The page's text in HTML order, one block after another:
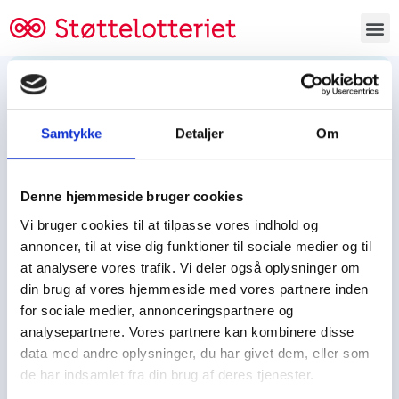
Samtykke Detaljer Om
Denne hjemmeside bruger cookies
Vi bruger cookies til at tilpasse vores indhold og
annoncer, til at vise dig funktioner til sociale medier og til
at analysere vores trafik. Vi deler også oplysninger om
din brug af vores hjemmeside med vores partnere inden
for sociale medier, annonceringspartnere og
analysepartnere. Vores partnere kan kombinere disse
data med andre oplysninger, du har givet dem, eller som
de har indsamlet fra din brug af deres tjenester.
Tjen penge og støt
Tjen penge til:
Spejdere/spejdergruppen/FDF’ere, m.fl.
Kontor
Tjenpengeogstoet.dk
Ejby Industrivej 91
DK – 2600 Glostrup
CVR: 19347508